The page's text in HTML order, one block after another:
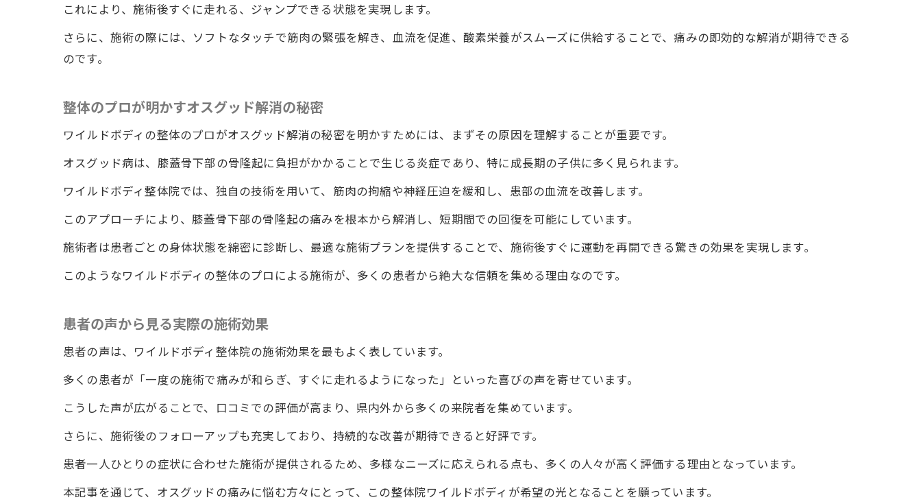
整体院ワイルドボディが提供する未来への希望
ワイルドボディ整体院の秘密に迫る！一回の施術で痛み解消
一度の来院で得られる安心感
整体院が誇る施術の実績
患者が驚く効果の秘密
痛み解消のための新しいアプローチ
運動制限を打破する徳島の整体院ワイルドボディの革新的な技術
患者の生活を変える施術の力
施術に込められた技術革新の秘密
これにより、施術後すぐに走れる、ジャンプできる状態を実現します。
さらに、施術の際には、ソフトなタッチで筋肉の緊張を解き、血流を促進、酸素栄養がスムーズに供給することで、痛みの即効的な解消が期待できる
のです。
整体のプロが明かすオスグッド解消の秘密
ワイルドボディの整体のプロがオスグッド解消の秘密を明かすためには、まずその原因を理解することが重要です。
オスグッド病は、膝蓋骨下部の骨隆起に負担がかかることで生じる炎症であり、特に成長期の子供に多く見られます。
ワイルドボディ整体院では、独自の技術を用いて、筋肉の拘縮や神経圧迫を緩和し、患部の血流を改善します。
このアプローチにより、膝蓋骨下部の骨隆起の痛みを根本から解消し、短期間での回復を可能にしています。
施術者は患者ごとの身体状態を綿密に診断し、最適な施術プランを提供することで、施術後すぐに運動を再開できる驚きの効果を実現します。
このようなワイルドボディの整体のプロによる施術が、多くの患者から絶大な信頼を集める理由なのです。
患者の声から見る実際の施術効果
患者の声は、ワイルドボディ整体院の施術効果を最もよく表しています。
多くの患者が「一度の施術で痛みが和らぎ、すぐに走れるようになった」といった喜びの声を寄せています。
こうした声が広がることで、口コミでの評価が高まり、県内外から多くの来院者を集めています。
さらに、施術後のフォローアップも充実しており、持続的な改善が期待できると好評です。
患者一人ひとりの症状に合わせた施術が提供されるため、多様なニーズに応えられる点も、多くの人々が高く評価する理由となっています。
本記事を通じて、オスグッドの痛みに悩む方々にとって、この整体院ワイルドボディが希望の光となることを願っています。